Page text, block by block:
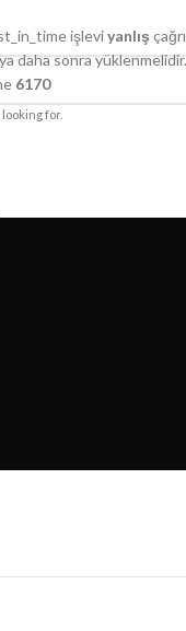
işleviyanlış
daha sonra
6170
for.